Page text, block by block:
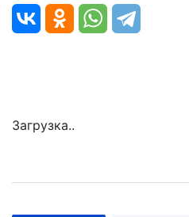
Загрузка..